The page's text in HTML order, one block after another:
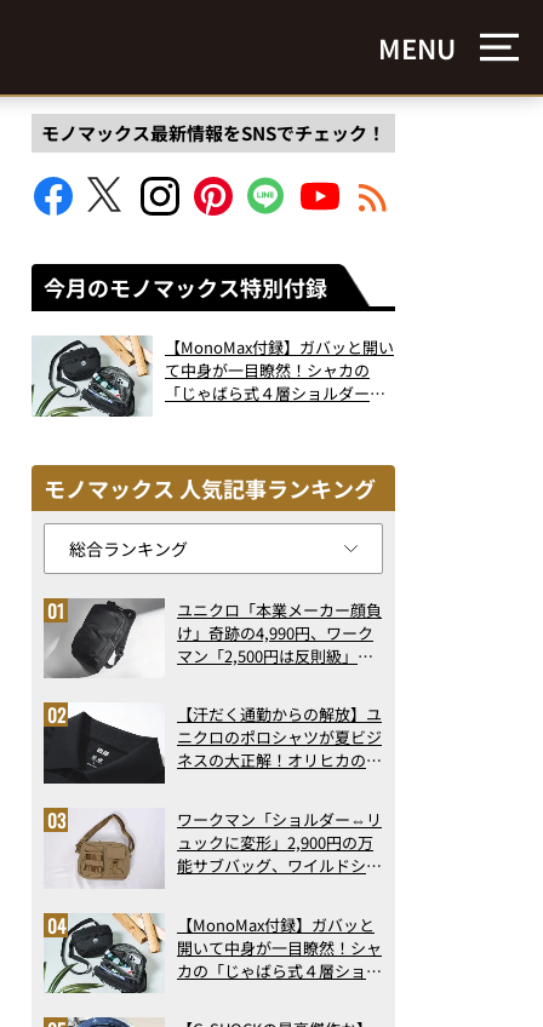
MENU
モノマックス最新情報をSNSでチェック！
今月のモノマックス特別付録
【MonoMax付録】ガバッと開い
て中身が一目瞭然！シャカの
「じゃばら式４層ショルダーバ
モノマックス 人気記事ランキング
ユニクロ「本業メーカー顔負
け」奇跡の4,990円、ワーク
マン「2,500円は反則級」凄
ト3】（2026年6月版）
【汗だく通勤からの解放】ユ
ニクロのポロシャツが夏ビジ
ネスの大正解！オリヒカの透
アの実力
ワークマン「ショルダー⇔リ
ュックに変形」2,900円の万
能サブバッグ、ワイルドシン
記事ランキングベスト3】
（2026年6月版）
【MonoMax付録】ガバッと
開いて中身が一目瞭然！シャ
カの「じゃばら式４層ショル